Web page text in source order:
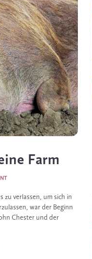
Farm
zu verlassen, um sich in
war der Beginn
Chester und der